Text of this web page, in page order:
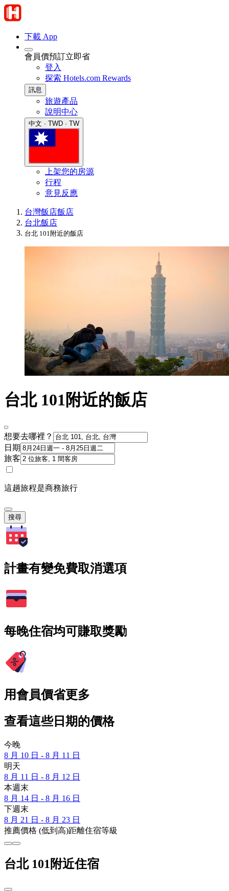
下載 App
會員價預訂立即省
登入
探索 Hotels.com Rewards
訊息
旅遊產品
說明中心
中文 · TWD · TW
上架您的房源
行程
意見反應
台灣飯店飯店
台北飯店
台北 101附近的飯店
台北 101附近的飯店
想要去哪裡？
日期
旅客
這趟旅程是商務旅行
搜尋
計畫有變免費取消選項
每晚住宿均可賺取獎勵
用會員價省更多
查看這些日期的價格
今晚
8 月 10 日 - 8 月 11 日
明天
8 月 11 日 - 8 月 12 日
本週末
8 月 14 日 - 8 月 16 日
下週末
8 月 21 日 - 8 月 23 日
推薦價格 (低到高)距離住宿等級
台北 101附近住宿